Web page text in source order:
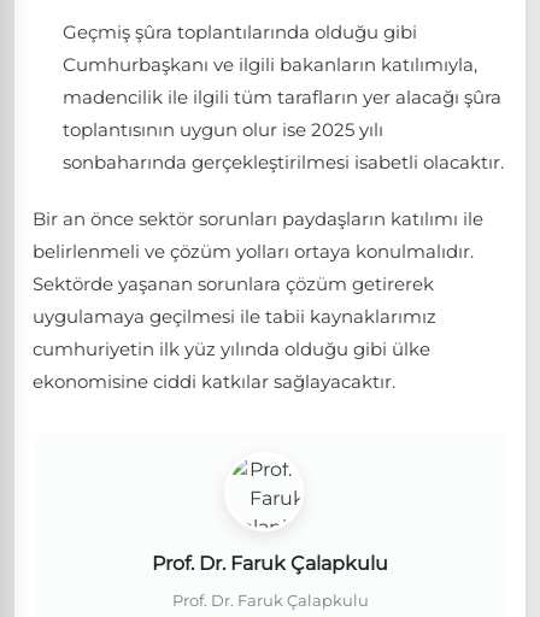
Geçmiş şûra toplantılarında olduğu gibi
Cumhurbaşkanı ve ilgili bakanların katılımıyla,
madencilik ile ilgili tüm tarafların yer alacağı şûra
toplantısının uygun olur ise 2025 yılı
sonbaharında gerçekleştirilmesi isabetli olacaktır.
Bir an önce sektör sorunları paydaşların katılımı ile
belirlenmeli ve çözüm yolları ortaya konulmalıdır.
Sektörde yaşanan sorunlara çözüm getirerek
uygulamaya geçilmesi ile tabii kaynaklarımız
cumhuriyetin ilk yüz yılında olduğu gibi ülke
ekonomisine ciddi katkılar sağlayacaktır.
Prof. Dr. Faruk Çalapkulu
Prof. Dr. Faruk Çalapkulu